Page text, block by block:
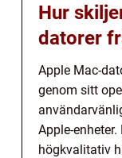
Hur
datorer
Apple Mac-
genom sitt
Apple-
högkvalitativ